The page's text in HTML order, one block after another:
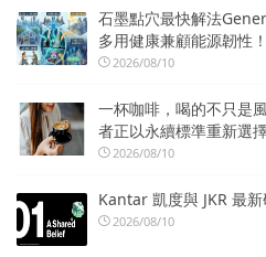
石墨點穴最快解法
多用健康兼顧能源韌性
2026/08/10
一杯咖啡，喝的不只是
者正以永續標準重新選
2026/08/10
Kantar 凱度與 JKR 最
2026/08/10